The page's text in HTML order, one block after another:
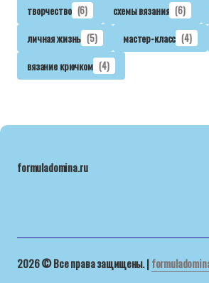
творчество (6) схемы вязания (6)
личная жизнь (5) мастер-класс (4)
вязание крючком (4)
formuladomina.ru
2026 © Все права защищены. |